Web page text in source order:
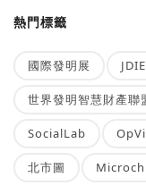
熱門標籤
國際發明展
世界發明智慧財產聯
SocialLab
北市圖